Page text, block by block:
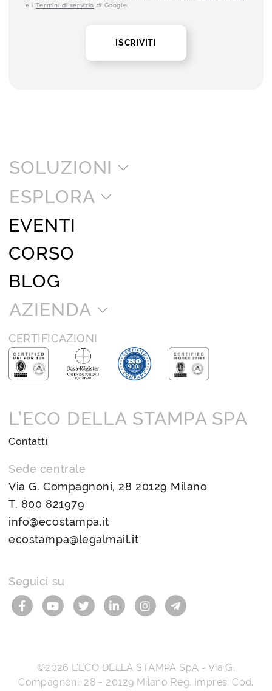
e i Termini di servizio di Google.
ISCRIVITI
SOLUZIONI
ESPLORA
EVENTI
CORSO
BLOG
AZIENDA
CERTIFICAZIONI
L’ECO DELLA STAMPA SPA
Contatti
Sede centrale
Via G. Compagnoni, 28 20129 Milano
T. 800 821979
info@ecostampa.it
ecostampa@legalmail.it
Seguici su
©2026 L’ECO DELLA STAMPA SpA - Via G.
Compagnoni, 28 - 20129 Milano Reg. Impres, Cod.